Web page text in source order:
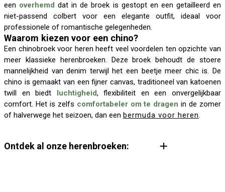
een overhemddat in de broek is gestopt en een getailleerd en
niet-passend colbert voor een elegante outfit, ideaal voor
professionele of romantische gelegenheden.
Waarom kiezen voor een chino?
Een chinobroek voor heren heeft veel voordelen ten opzichte van
meer klassieke herenbroeken. Deze broek behoudt de stoere
mannelijkheid van denim terwijl het een beetje meer chic is. De
chino is gemaakt van een fijner canvas, traditioneel van katoenen
twill en biedt luchtigheid, flexibiliteit en een onvergelijkbaar
comfort. Het is zelfs comfortabeler om te dragen in de zomer
of halverwege het seizoen, dan een bermuda voor heren.
Ontdek al onze herenbroeken: